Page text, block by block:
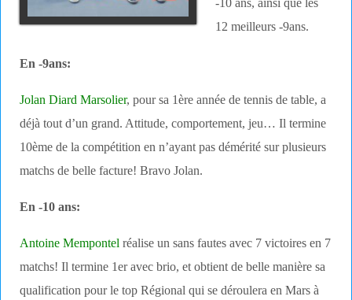
-10 ans, ainsi que les
12 meilleurs -9ans.
En -9ans:
Jolan Diard Marsolier, pour sa 1ère année de tennis de table, a
déjà tout d’un grand. Attitude, comportement, jeu… Il termine
10ème de la compétition en n’ayant pas démérité sur plusieurs
matchs de belle facture! Bravo Jolan.
En -10 ans:
Antoine Mempontel réalise un sans fautes avec 7 victoires en 7
matchs! Il termine 1er avec brio, et obtient de belle manière sa
qualification pour le top Régional qui se déroulera en Mars à